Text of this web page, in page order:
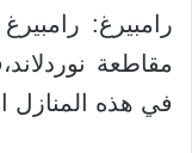
رامبيرغ:
في هذه المنازل